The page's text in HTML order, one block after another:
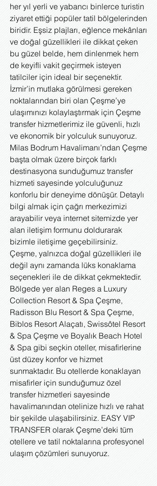
her yıl yerli ve yabancı binlerce turistin
ziyaret ettiği popüler tatil bölgelerinden
biridir. Eşsiz plajları, eğlence mekânları
ve doğal güzellikleri ile dikkat çeken
bu güzel belde, hem dinlenmek hem
de keyifli vakit geçirmek isteyen
tatilciler için ideal bir seçenektir.
İzmir’in mutlaka görülmesi gereken
noktalarından biri olan Çeşme’ye
ulaşımınızı kolaylaştırmak için Çeşme
transfer hizmetlerimiz ile güvenli, hızlı
ve ekonomik bir yolculuk sunuyoruz.
Milas Bodrum Havalimanı’ndan Çeşme
başta olmak üzere birçok farklı
destinasyona sunduğumuz transfer
hizmeti sayesinde yolculuğunuz
konforlu bir deneyime dönüşür. Detaylı
bilgi almak için çağrı merkezimizi
arayabilir veya internet sitemizde yer
alan iletişim formunu doldurarak
bizimle iletişime geçebilirsiniz.
Çeşme, yalnızca doğal güzellikleri ile
değil aynı zamanda lüks konaklama
seçenekleri ile de dikkat çekmektedir.
Bölgede yer alan Reges a Luxury
Collection Resort & Spa Çeşme,
Radisson Blu Resort & Spa Çeşme,
Biblos Resort Alaçatı, Swissôtel Resort
& Spa Çeşme ve Boyalık Beach Hotel
& Spa gibi seçkin oteller, misafirlerine
üst düzey konfor ve hizmet
sunmaktadır. Bu otellerde konaklayan
misafirler için sunduğumuz özel
transfer hizmetleri sayesinde
havalimanından otelinize hızlı ve rahat
bir şekilde ulaşabilirsiniz. EASY VIP
TRANSFER olarak Çeşme’deki tüm
otellere ve tatil noktalarına profesyonel
ulaşım çözümleri sunuyoruz.